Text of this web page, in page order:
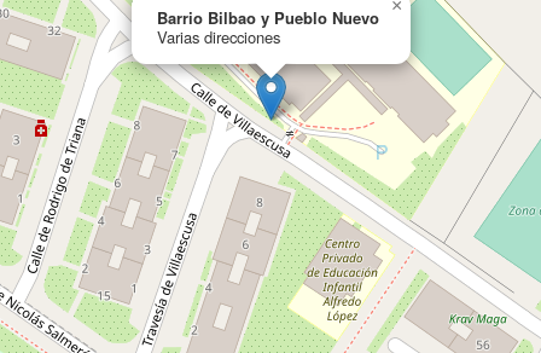
Barrio Bilbao y Pueblo Nuevo
Varias direcciones
×